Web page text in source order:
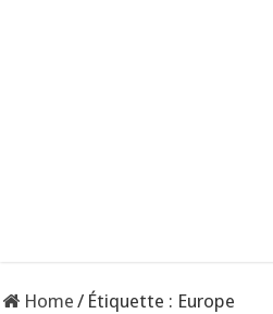
Home / Étiquette : Europe